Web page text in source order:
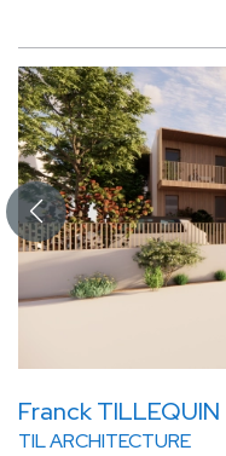
Franck TILLEQUIN
TIL ARCHITECTURE